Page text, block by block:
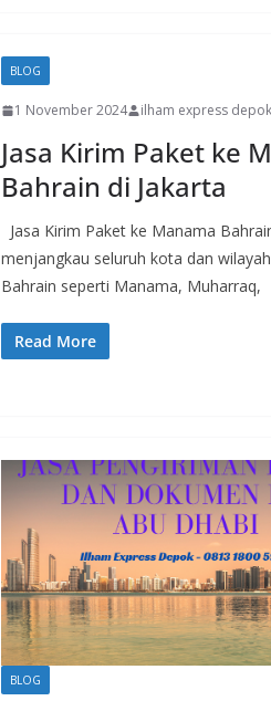
BLOG
1 November 2024 ilham express depok
Jasa Kirim Paket ke
Bahrain di Jakarta
Jasa Kirim Paket ke Manama
menjangkau seluruh kota dan
Bahrain seperti Manama, Muharraq,
Read More
BLOG